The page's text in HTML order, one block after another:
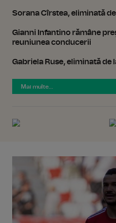
Sorana Cîrstea, eliminată
Gianni Infantino rămâne
reuniunea conducerii
Gabriela Ruse, eliminată de
Mai multe...